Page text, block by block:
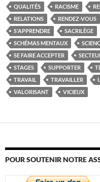
QUALITÉS
RACISME
RELATIONS
RENDEZ-VOUS
S'APPRENDRE
SACRILÈGE
SCHÉMAS MENTAUX
SE FAIRE ACCEPTER
STAGES
SUPPORTER
TRAVAIL
TRAVAILLER
VALORISANT
VICIEUX
POUR SOUTENIR NOTRE